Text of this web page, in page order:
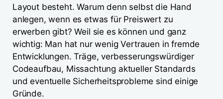
Layout besteht. Warum denn selbst die Hand
anlegen, wenn es etwas für Preiswert zu
erwerben gibt? Weil sie es können und ganz
wichtig: Man hat nur wenig Vertrauen in fremde
Entwicklungen. Träge, verbesserungswürdiger
Codeaufbau, Missachtung aktueller Standards
und eventuelle Sicherheitsprobleme sind einige
Gründe.